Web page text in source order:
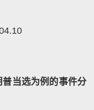
当选为例的事件分